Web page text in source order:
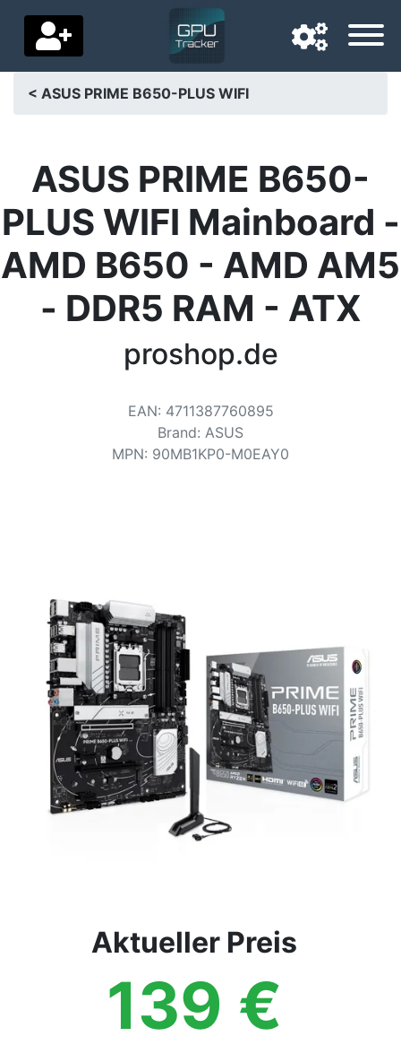
Lieferland
Startseite
Einstellungen
Unterstütze uns
Kontaktiere uns
< ASUS PRIME B650-PLUS WIFI
ASUS PRIME B650-
PLUS WIFI Mainboard -
AMD B650 - AMD AM5
- DDR5 RAM - ATX
proshop.de
EAN: 4711387760895
Brand: ASUS
MPN: 90MB1KP0-M0EAY0
Aktueller Preis
139 €